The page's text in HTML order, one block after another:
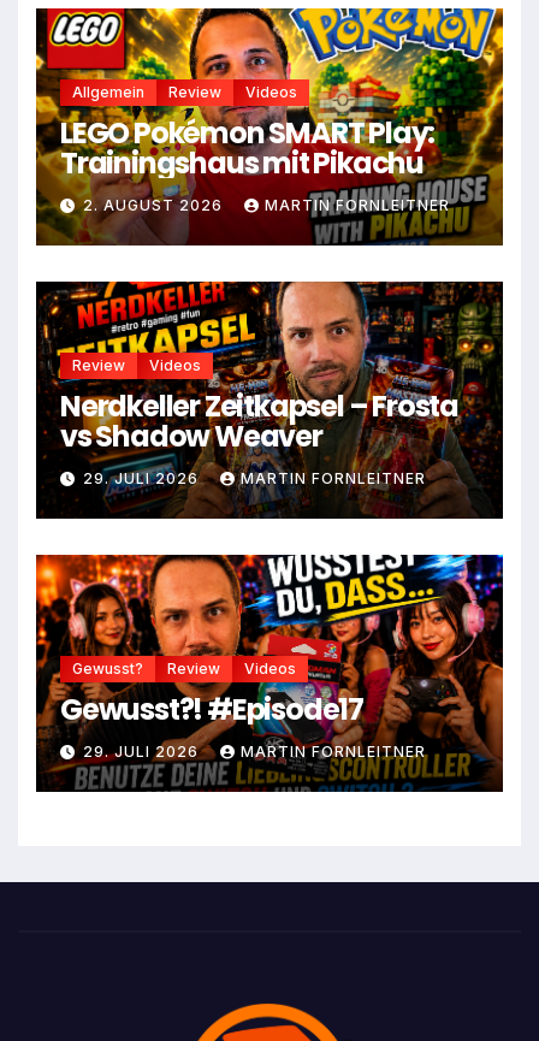
Allgemein Review Videos
LEGO Pokémon SMART Play:
Trainingshaus mit Pikachu
2. AUGUST 2026 MARTIN FORNLEITNER
Review Videos
Nerdkeller Zeitkapsel – Frosta
vs Shadow Weaver
29. JULI 2026 MARTIN FORNLEITNER
Gewusst? Review Videos
Gewusst?! #Episode17
29. JULI 2026 MARTIN FORNLEITNER